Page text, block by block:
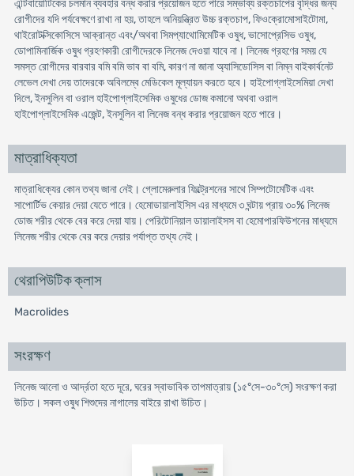
এন্টিবায়োটিকের চলমান ব্যবহার বন্ধ করার প্রয়োজন হতে পারে সম্ভাব্য রক্তচাপের বৃদ্ধির জন্য
রোগীদের যদি পর্যবেক্ষণে রাখা না হয়, তাহলে অনিয়ন্ত্রিত উচ্চ রক্তচাপ, ফিওক্রোমোসাইটোমা,
থাইরোটক্সিকোসিসে আক্রান্ত এবং/অথবা সিমপ্যাথোমিমেটিক ওষুধ, ভাসোপ্রেসিভ ওষুধ,
ডোপামিনার্জিক ওষুধ গ্রহণকারী রোগীদেরকে লিনেজ দেওয়া যাবে না। লিনেজ গ্রহণের সময় যে
সমস্ত রোগীদের বারবার বমি বমি ভাব বা বমি, কারণ না জানা অ্যাসিডোসিস বা নিম্ন বাইকার্বনেট
লেভেল দেখা দেয় তাদেরকে অবিলম্বে মেডিকেল মূল্যায়ন করতে হবে। হাইপোগ্লাইসেমিয়া দেখা
দিলে, ইনসুলিন বা ওরাল হাইপোগ্লাইসেমিক ওষুধের ডোজ কমানো অথবা ওরাল
হাইপোগ্লাইসেমিক এজেন্ট, ইনসুলিন বা লিনেজ বন্ধ করার প্রয়োজন হতে পারে।
মাত্রাধিক্যতা
মাত্রাধিক্যের কোন তথ্য জানা নেই। গ্লোমেরুলার ফিল্ট্রেশনের সাথে সিম্পটোমেটিক এবং
সাপোর্টিভ কেয়ার দেয়া যেতে পারে। হেমোডায়ালাইসিস এর মাধ্যমে ৩ ঘন্টায় প্রায় ৩০% লিনেজ
ডোজ শরীর থেকে বের করে দেয়া যায়। পেরিটোনিয়াল ডায়ালাইসস বা হেমোপারফিউশনের মাধ্যমে
লিনেজ শরীর থেকে বের করে দেয়ার পর্যাপ্ত তথ্য নেই।
থেরাপিউটিক ক্লাস
Macrolides
সংরক্ষণ
লিনেজ আলো ও আর্দ্রতা হতে দূরে, ঘরের স্বাভাবিক তাপমাত্রায় (১৫°সে-৩০°সে) সংরক্ষণ করা
উচিত। সকল ওষুধ শিশুদের নাগালের বাইরে রাখা উচিত।